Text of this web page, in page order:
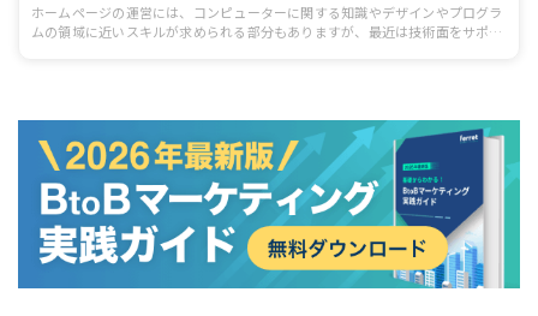
ホームページの運営には、コンピューターに関する知識やデザインやプログラ
ムの領域に近いスキルが求められる部分もありますが、最近は技術面をサポー